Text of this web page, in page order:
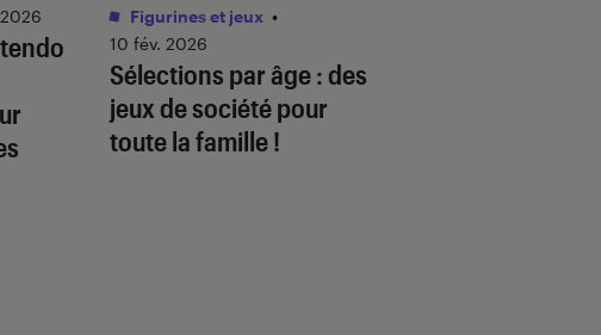
Sélections par âge : des
jeux de société pour
toute la famille !
Figurines et jeux •
10 fév. 2026